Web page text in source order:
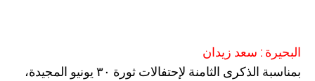
البحيرة : سعد زيدان
بمناسبة الذكرى الثامنة لإحتفالات ثورة ٣٠ يونيو المجيدة،